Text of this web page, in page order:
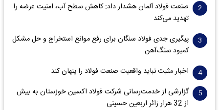
صنعت فولاد آلمان هشدار داد: کاهش سطح آب، امنیت عرضه را
تهدید می‌کند
پیگیری جدی فولاد سنگان برای رفع موانع استخراج و حل مشکل
کمبود سنگ‌آهن
اخبار مثبت نباید واقعیت صنعت فولاد را پنهان کند
گزارشی از خدمت‌رسانی شرکت فولاد اکسین خوزستان به بیش
از 32 هزار زائر اربعین حسینی